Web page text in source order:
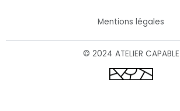
Mentions légales
© 2024 ATELIER CAPABLE